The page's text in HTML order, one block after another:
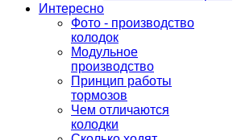
Интересно
Фото - производство
колодок
Модульное
производство
Принцип работы
тормозов
Чем отличаются
колодки